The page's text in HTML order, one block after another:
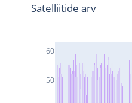
50
60
Satelliitide arv